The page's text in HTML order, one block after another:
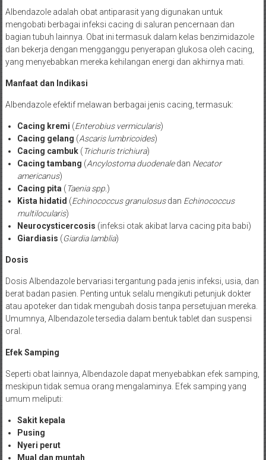
Albendazole adalah obat antiparasit yang digunakan untuk
mengobati berbagai infeksi cacing di saluran pencernaan dan
bagian tubuh lainnya. Obat ini termasuk dalam kelas benzimidazole
dan bekerja dengan mengganggu penyerapan glukosa oleh cacing,
yang menyebabkan mereka kehilangan energi dan akhirnya mati.
Manfaat dan Indikasi
Albendazole efektif melawan berbagai jenis cacing, termasuk:
Cacing kremi (Enterobius vermicularis)
Cacing gelang (Ascaris lumbricoides)
Cacing cambuk(Trichuris trichiura)
Cacing tambang (Ancylostoma duodenaledan Necator
americanus)
Cacing pita (Taenia spp. )
Kista hidatid (Echinococcus granulosusdan Echinococcus
multilocularis)
Neurocysticercosis (infeksi otak akibat larva cacing pita babi)
Giardiasis (Giardia lamblia)
Dosis
Dosis Albendazole bervariasi tergantung pada jenis infeksi, usia, dan
berat badan pasien. Penting untuk selalu mengikuti petunjuk dokter
atau apoteker dan tidak mengubah dosis tanpa persetujuan mereka.
Umumnya, Albendazole tersedia dalam bentuk tablet dan suspensi
oral.
Efek Samping
Seperti obat lainnya, Albendazole dapat menyebabkan efek samping,
meskipun tidak semua orang mengalaminya. Efek samping yang
umum meliputi:
Sakit kepala
Pusing
Nyeri perut
Mual dan muntah